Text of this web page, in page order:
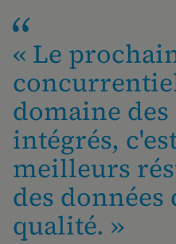
« Le
domaine
intégrés,
meilleurs
des
qualité. »